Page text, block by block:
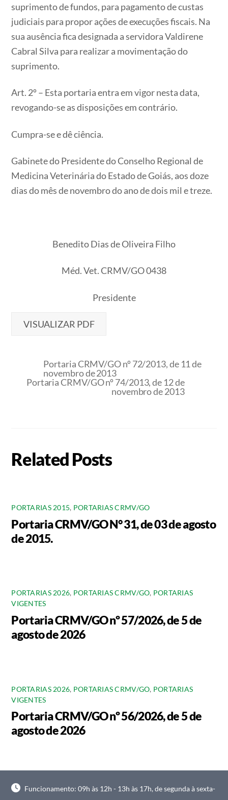
suprimento de fundos, para pagamento de custas
judiciais para propor ações de execuções fiscais. Na
sua ausência fica designada a servidora Valdirene
Cabral Silva para realizar a movimentação do
suprimento.
Art. 2º – Esta portaria entra em vigor nesta data,
revogando-se as disposições em contrário.
Cumpra-se e dê ciência.
Gabinete do Presidente do Conselho Regional de
Medicina Veterinária do Estado de Goiás, aos doze
dias do mês de novembro do ano de dois mil e treze.
Benedito Dias de Oliveira Filho
Méd. Vet. CRMV/GO 0438
Presidente
VISUALIZAR PDF
Portaria CRMV/GO nº 72/2013, de 11 de
novembro de 2013
Portaria CRMV/GO nº 74/2013, de 12 de
novembro de 2013
Related Posts
PORTARIAS 2015, PORTARIAS CRMV/GO
Portaria CRMV/GO N° 31, de 03 de agosto
de 2015.
PORTARIAS 2026, PORTARIAS CRMV/GO, PORTARIAS
VIGENTES
Portaria CRMV/GO nº 57/2026, de 5 de
agosto de 2026
PORTARIAS 2026, PORTARIAS CRMV/GO, PORTARIAS
VIGENTES
Portaria CRMV/GO nº 56/2026, de 5 de
agosto de 2026
Funcionamento: 09h às 12h - 13h às 17h, de segunda à sexta-